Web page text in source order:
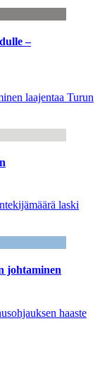
–
laajentaa Turun
laski
johtaminen
haaste